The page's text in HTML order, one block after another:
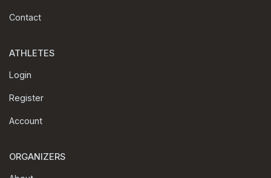
Contact
ATHLETES
Login
Register
Account
ORGANIZERS